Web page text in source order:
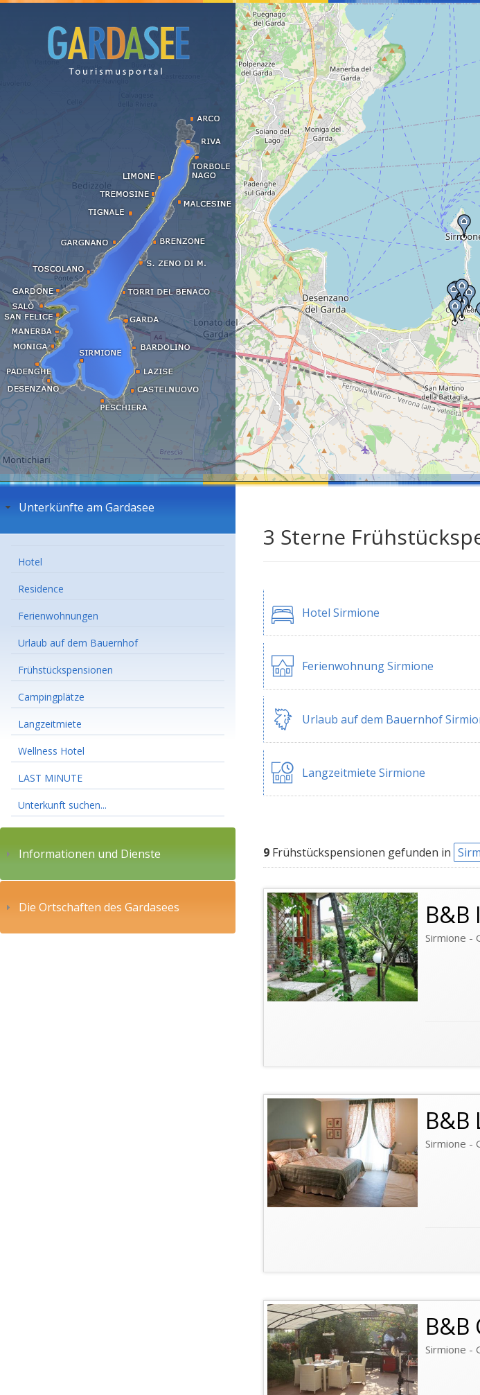
Unterkünfte am Gardasee
Hotel
Residence
Ferienwohnungen
Urlaub auf dem Bauernhof
Frühstückspensionen
Campingplätze
Langzeitmiete
Wellness Hotel
LAST MINUTE
Unterkunft suchen...
Informationen und Dienste
Die Ortschaften des Gardasees
3 Sterne
Hotel Sirmione
Ferienwohnung Sirmione
Urlaub auf dem Bauernhof
Langzeitmiete Sirmione
9 Frühstückspensionen gefunden in
B&B
Sirmione -
B&B
Sirmione -
B&B
Sirmione -